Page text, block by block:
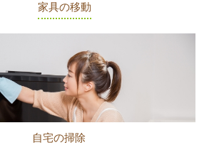
家具の移動
自宅の掃除